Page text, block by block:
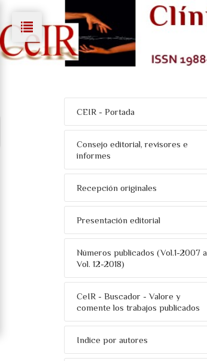
CEIR - Portada
Consejo editorial, revisores e
informes
Recepción originales
Presentación editorial
Números publicados (Vol.1-2007 a
Vol. 12-2018)
CeIR - Buscador - Valore y
comente los trabajos publicados
Indice por autores